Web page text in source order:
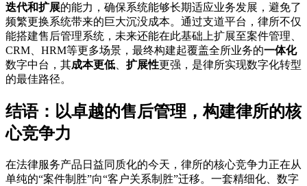
迭代和扩展的能力，确保系统能够长期适应业务发展，避免了
频繁更换系统带来的巨大沉没成本。通过支道平台，律所不仅
能搭建售后管理系统，未来还能在此基础上扩展至案件管理、
CRM、HRM等更多场景，最终构建起覆盖全所业务的一体化
数字中台，其成本更低 扩展性更强，是律所实现数字化转型
的最佳路径。
结语：以卓越的售后管理，构建律所的核
心竞争力
在法律服务产品日益同质化的今天，律所的核心竞争力正在从
单纯的“案件制胜”向“客户关系制胜”迁移。一套精细化、数字